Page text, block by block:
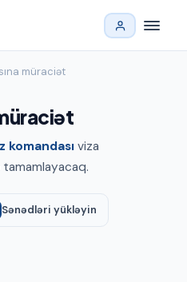
müraciət
komandası viza
Sənədləri yükləyin